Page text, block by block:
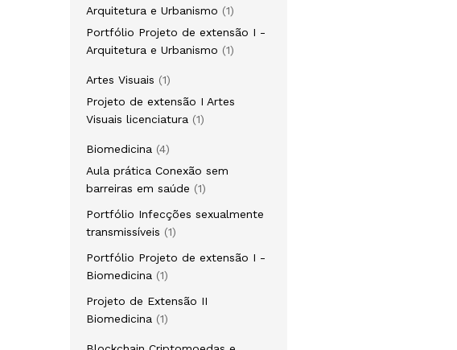
Arquitetura e Urbanismo
1
Portfólio Projeto de extensão I -
Arquitetura e Urbanismo
1
Artes Visuais
1
Projeto de extensão I Artes
Visuais licenciatura
1
Biomedicina
4
Aula prática Conexão sem
barreiras em saúde
1
Portfólio Infecções sexualmente
transmissíveis
1
Portfólio Projeto de extensão I -
Biomedicina
1
Projeto de Extensão II
Biomedicina
1